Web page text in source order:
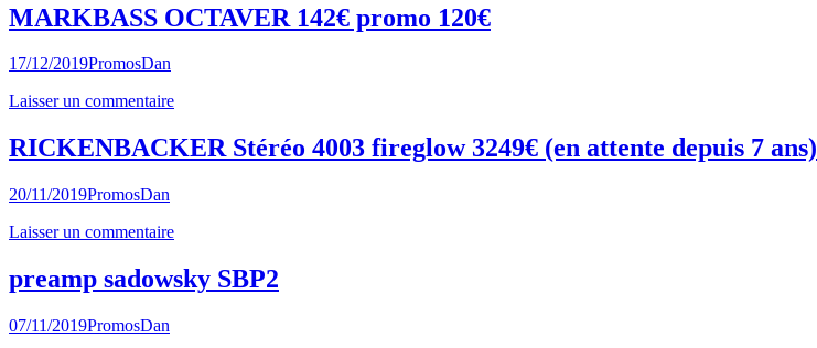
MARKBASS OCTAVER 142€ promo 120€
17/12/2019PromosDan
Laisser un commentaire
RICKENBACKER Stéréo 4003 fireglow 3249€ (en attente depuis 7 ans)
20/11/2019PromosDan
Laisser un commentaire
preamp sadowsky SBP2
07/11/2019PromosDan